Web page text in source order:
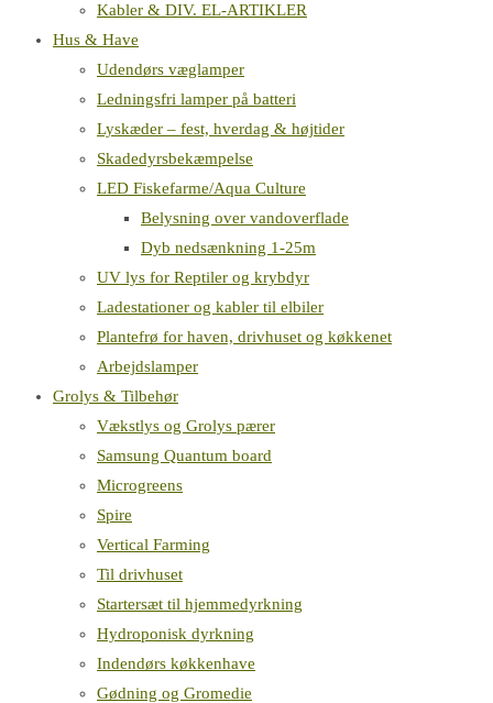
Kabler & DIV. EL-ARTIKLER
Hus & Have
Udendørs væglamper
Ledningsfri lamper på batteri
Lyskæder – fest, hverdag & højtider
Skadedyrsbekæmpelse
LED Fiskefarme/Aqua Culture
Belysning over vandoverflade
Dyb nedsænkning 1-25m
UV lys for Reptiler og krybdyr
Ladestationer og kabler til elbiler
Plantefrø for haven, drivhuset og køkkenet
Arbejdslamper
Grolys & Tilbehør
Vækstlys og Grolys pærer
Samsung Quantum board
Microgreens
Spire
Vertical Farming
Til drivhuset
Startersæt til hjemmedyrkning
Hydroponisk dyrkning
Indendørs køkkenhave
Gødning og Gromedie